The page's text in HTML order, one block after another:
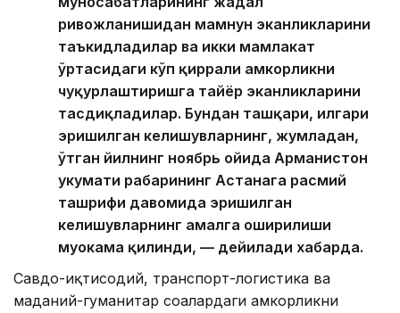
ривожланишидан мамнун эканликларини
таъкидладилар ва икки мамлакат
ўртасидаги кўп қиррали ҳамкорликни
чуқурлаштиришга тайёр эканликларини
тасдиқладилар. Бундан ташқари, илгари
эришилган келишувларнинг, жумладан,
ўтган йилнинг ноябрь ойида Арманистон
ҳукумати раҳбарининг Астанага расмий
ташрифи давомида эришилган
келишувларнинг амалга оширилиши
муҳокама қилинди, — дейилади хабарда.
Савдо-иқтисодий, транспорт-логистика ва
маданий-гуманитар соҳалардаги ҳамкорликни